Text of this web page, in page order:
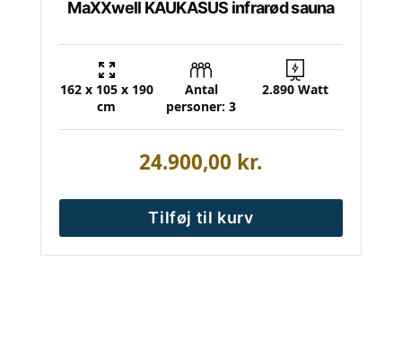
MaXXwell KAUKASUS infrarød sauna
162 x 105 x 190
cm
Antal
personer: 3
2.890 Watt
24.900,00 kr.
Tilføj til kurv